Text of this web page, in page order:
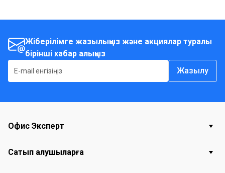
Жіберілімге жазылыңыз және акциялар туралы
бірінші хабар алыңыз
Жазылу
Офис Эксперт
Сатып алушыларға